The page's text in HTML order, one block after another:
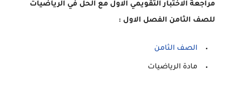
مراجعة الاختبار التقويمي الاول مع الحل في الرياضيات
للصف الثامن الفصل الاول :
الصف الثامن
مادة الرياضيات